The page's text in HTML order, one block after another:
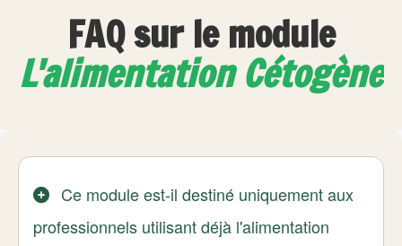
FAQ sur le module
L'alimentation Cétogène
Ce module est-il destiné uniquement aux
professionnels utilisant déjà l'alimentation